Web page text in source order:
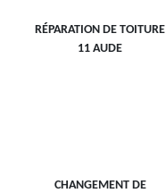
RÉPARATION DE TOITURE
11 AUDE
CHANGEMENT DE